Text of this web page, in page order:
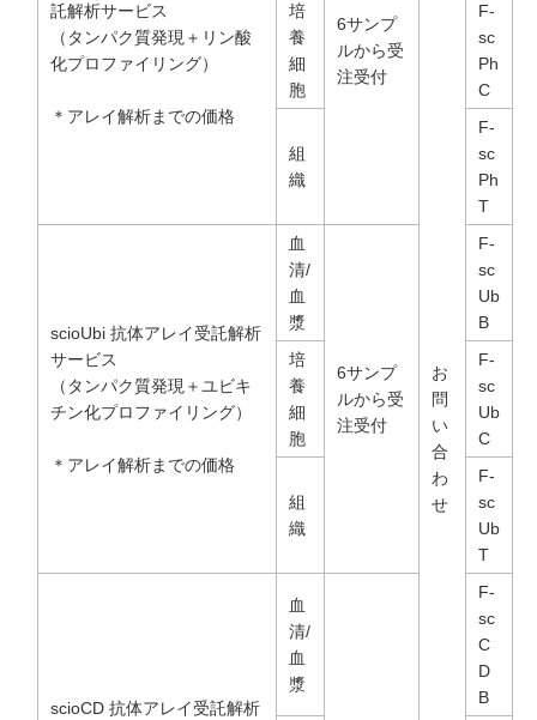
お
問
い
合
わ
せ
託解析サービス
（タンパク質発現＋リン酸
化プロファイリング）
＊アレイ解析までの価格
6サンプ
ルから受
注受付
培
養
細
胞
F-
sc
Ph
C
組
織
F-
sc
Ph
T
scioUbi 抗体アレイ受託解析
サービス
（タンパク質発現＋ユビキ
チン化プロファイリング）
＊アレイ解析までの価格
血
清/
血
漿
6サンプ
ルから受
注受付
F-
sc
Ub
B
培
養
細
胞
F-
sc
Ub
C
組
織
F-
sc
Ub
T
scioCD 抗体アレイ受託解析
血
清/
血
漿
F-
sc
C
D
B